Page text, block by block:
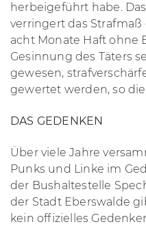
herbeigeführt habe.
verringert das
acht Monate Haft ohne
Gesinnung des Täters
gewesen,
gewertet werden, so die
DAS GEDENKEN
Über viele Jahre
Punks und Linke im
der Bushaltestelle
der Stadt Eberswalde
kein offizielles